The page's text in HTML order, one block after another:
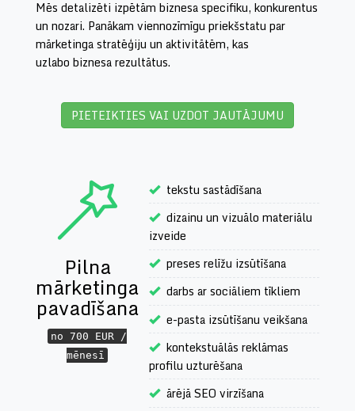
Mēs detalizēti izpētām biznesa specifiku, konkurentus
un nozari. Panākam viennozīmīgu priekšstatu par
mārketinga stratēģiju un aktivitātēm, kas
uzlabo biznesa rezultātus.
PIETEIKTIES VAI UZDOT JAUTĀJUMU
Pilna
mārketinga
pavadīšana
no 700 EUR /
mēnesī
tekstu sastādīšana
dizainu un vizuālo materiālu
izveide
preses relīžu izsūtīšana
darbs ar sociāliem tīkliem
e-pasta izsūtīšanu veikšana
kontekstuālās reklāmas
profilu uzturēšana
ārējā SEO virzīšana